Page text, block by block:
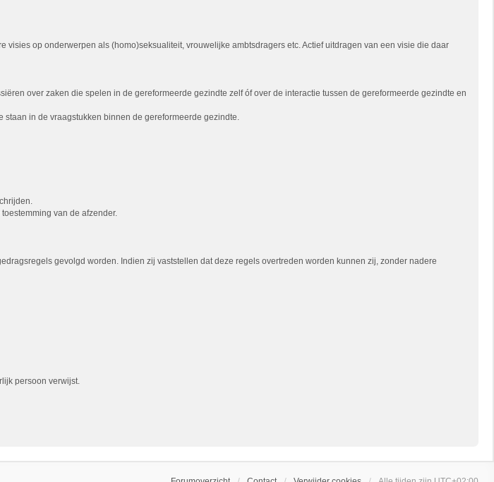
op onderwerpen als (homo)seksualiteit, vrouwelijke ambtsdragers etc. Actief uitdragen van een visie die daar
over zaken die spelen in de gereformeerde gezindte zelf óf over de interactie tussen de gereformeerde gezindte en
in de vraagstukken binnen de gereformeerde gezindte.
van de afzender.
gevolgd worden. Indien zij vaststellen dat deze regels overtreden worden kunnen zij, zonder nadere
persoon verwijst.